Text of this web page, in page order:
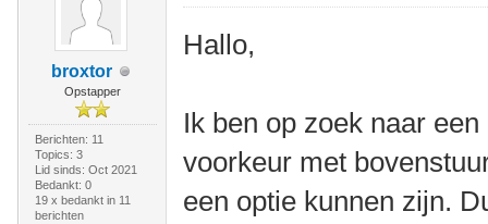
broxtor
Opstapper
Berichten: 11
Topics: 3
Lid sinds: Oct 2021
Bedankt: 0
19 x bedankt in 11
berichten
Hallo,
Ik ben op zoek naar
voorkeur met
een optie kunnen zijn.